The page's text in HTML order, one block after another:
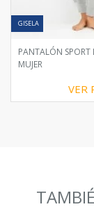
GISELA
PANTALÓN SPORT
MUJER
VER